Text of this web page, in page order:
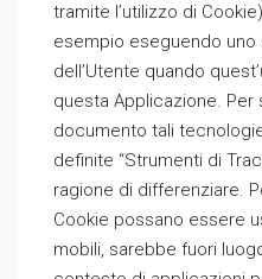
tramite l’utilizzo di
esempio eseguendo
dell’Utente quando
questa Applicazione. Per
documento tali
definite “Strumenti di
ragione di differenziare.
Cookie possano essere
mobili, sarebbe fuori